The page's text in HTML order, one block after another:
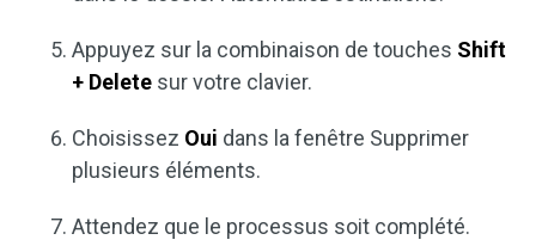
Appuyez sur la combinaison de touches Shift
+ Delete sur votre clavier.
Choisissez Oui dans la fenêtre Supprimer
plusieurs éléments.
Attendez que le processus soit complété.